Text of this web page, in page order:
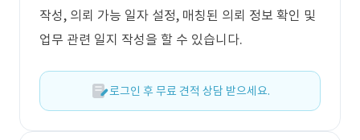
작성, 의뢰 가능 일자 설정, 매칭된 의뢰 정보 확인 및
업무 관련 일지 작성을 할 수 있습니다.
로그인 후 무료 견적 상담 받으세요.